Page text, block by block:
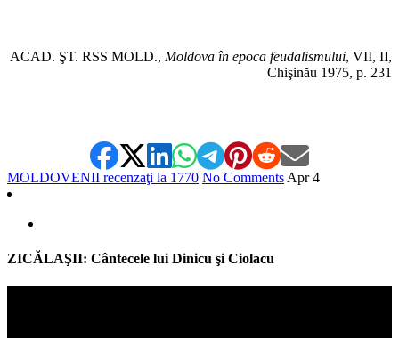
ACAD. ŞT. RSS MOLD., Moldova în epoca feudalismului, VII, II,
Chişinău 1975, p. 231
MOLDOVENII recenzaţi la 1770 No Comments Apr 4
ZICĂLAŞII: Cântecele lui Dinicu şi Ciolacu